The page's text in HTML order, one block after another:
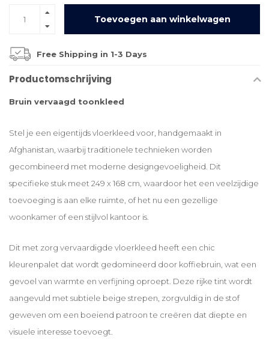
Toevoegen aan winkelwagen
Free Shipping in 1-3 Days
Productomschrijving
Bruin vervaagd toonkleed
Stel je een eigentijds vloerkleed voor, handgemaakt in
Afghanistan, waarbij traditionele technieken worden
gecombineerd met moderne designgevoeligheid. Dit
specifieke stuk meet 249 x 168 cm, waardoor het een veelzijdige
toevoeging is aan elke ruimte, of het nu een gezellige
woonkamer of een stijlvol kantoor is.
Dit met zorg vervaardigde vloerkleed heeft een chic
kleurenpalet dat wordt gedomineerd door koffiebruin, wat een
gevoel van warmte en verfijning oproept. Deze rijke tint wordt
aangevuld met subtiele beige strepen, zorgvuldig in de stof
geweven om een ​​boeiend patroon te creëren dat diepte en
visuele interesse toevoegt.